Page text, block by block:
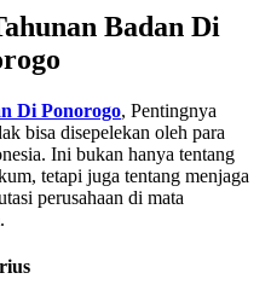
Badan Di
Di Ponorogo, Pentingnya
bisa disepelekan oleh para
Ini bukan hanya tentang
tetapi juga tentang menjaga
perusahaan di mata